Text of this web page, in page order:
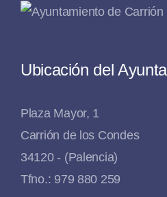
Ubicación del
Plaza Mayor, 1
Carrión de los Condes
34120 - (Palencia)
Tfno.: 979 880 259